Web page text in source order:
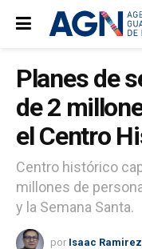
Planes de
de 2
el Centro
Centro histórico
millones de
y la Semana Santa.
por Isaac Ramirez